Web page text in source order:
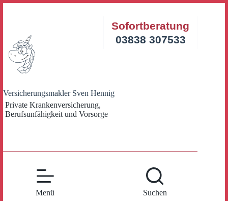
Versicherungsmakler Sven Hennig
Private Krankenversicherung,
Berufsunfähigkeit und Vorsorge
Sofortberatung
03838 307533
Menü Suchen